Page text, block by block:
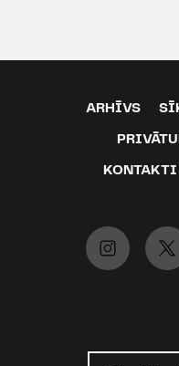
ARHĪVS
KONTAKTI